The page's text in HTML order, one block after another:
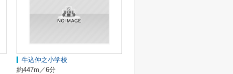
牛込仲之小学校
約447m／6分